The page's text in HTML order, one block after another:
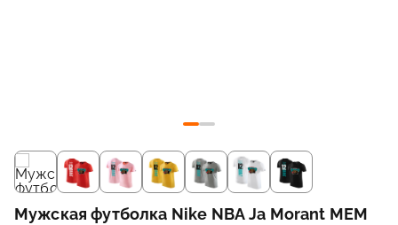
Мужская футболка Nike NBA Ja Morant MEM